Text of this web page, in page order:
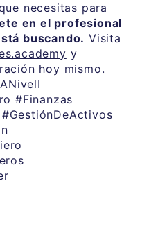
necesitas para
en el profesional
buscando. Visita
y
hoy mismo.
#Finanzas